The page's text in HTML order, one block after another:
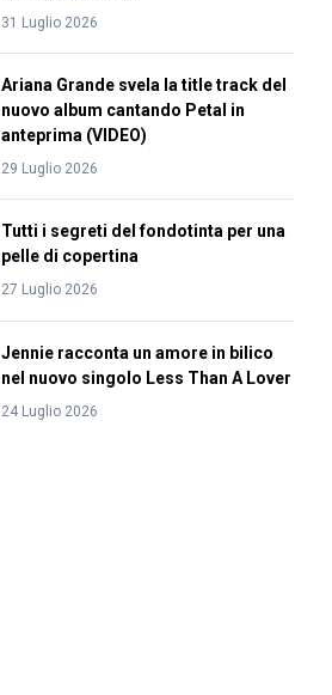
31 Luglio 2026
Ariana Grande svela la title track del
nuovo album cantando Petal in
anteprima (VIDEO)
29 Luglio 2026
Tutti i segreti del fondotinta per una
pelle di copertina
27 Luglio 2026
Jennie racconta un amore in bilico
nel nuovo singolo Less Than A Lover
24 Luglio 2026